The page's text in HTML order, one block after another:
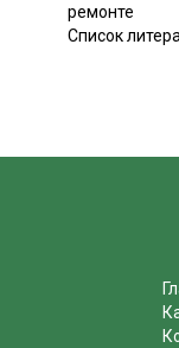
ремонте
Список